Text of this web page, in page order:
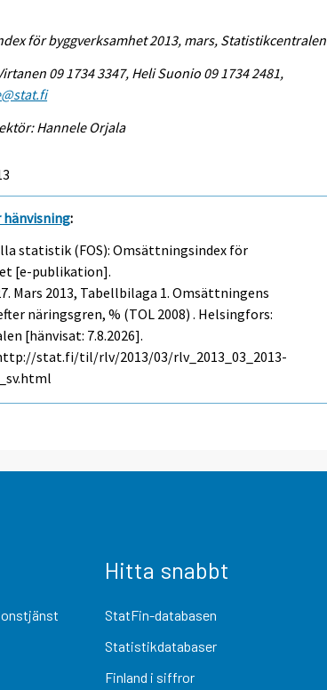
för byggverksamhet 2013, mars, Statistikcentralen
09 1734 3347, Heli Suonio 09 1734 2481,
Hannele Orjala
:
statistik (FOS): Omsättningsindex för
[e-publikation].
Mars 2013, Tabellbilaga 1. Omsättningens
näringsgren, % (TOL 2008) . Helsingfors:
[hänvisat: 7.8.2026].
stat.fi/til/rlv/2013/03/rlv_2013_03_2013-
Hitta snabbt
StatFin-databasen
Statistikdatabaser
Finland i siffror